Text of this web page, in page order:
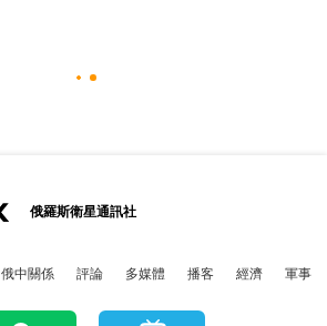
俄羅斯衛星通訊社
俄中關係 評論 多媒體 播客 經濟 軍事